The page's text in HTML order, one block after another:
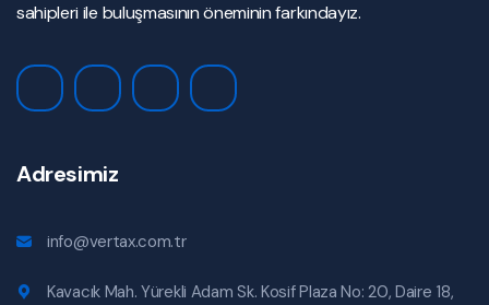
sahipleri ile buluşmasının öneminin farkındayız.
Adresimiz
info@vertax.com.tr
Kavacık Mah. Yürekli Adam Sk. Kosif Plaza No: 20, Daire 18,